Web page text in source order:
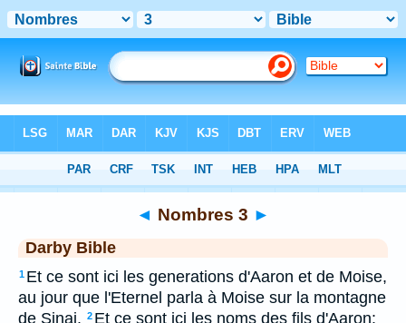
> Nombres 3
◄ Nombres 3 ►
Darby Bible
1 Et ce sont ici les generations d'Aaron et de Moise,
au jour que l'Eternel parla à Moise sur la montagne
de Sinai. 2 Et ce sont ici les noms des fils d'Aaron: